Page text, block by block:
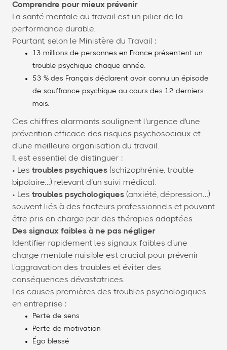
Comprendre pour mieux prévenir
La santé mentale au travail est un pilier de la
performance durable.
Pourtant, selon le Ministère du Travail :
13 millions de personnes en France présentent un
trouble psychique chaque année.
53 % des Français déclarent avoir connu un épisode
de souffrance psychique au cours des 12 derniers
mois.
Ces chiffres alarmants soulignent l'urgence d'une
prévention efficace des risques psychosociaux et
d'une meilleure organisation du travail.
Il est essentiel de distinguer :
• Les troubles psychiques (schizophrénie, trouble
bipolaire…) relevant d’un suivi médical.
• Les troubles psychologiques (anxiété, dépression…)
souvent liés à des facteurs professionnels et pouvant
être pris en charge par des thérapies adaptées.
Des signaux faibles à ne pas négliger
Identifier rapidement les signaux faibles d'une
charge mentale nuisible est crucial pour prévenir
l'aggravation des troubles et éviter des
conséquences dévastatrices.
Les causes premières des troubles psychologiques
en entreprise :
Perte de sens
Perte de motivation
Égo blessé